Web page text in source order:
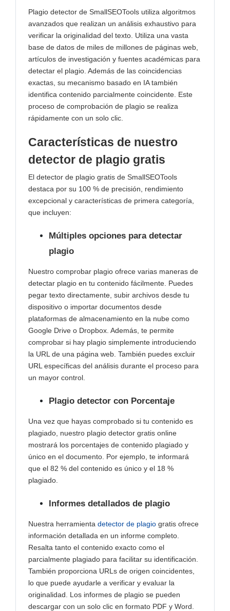
Plagio detector de SmallSEOTools utiliza algoritmos
avanzados que realizan un análisis exhaustivo para
verificar la originalidad del texto. Utiliza una vasta
base de datos de miles de millones de páginas web,
artículos de investigación y fuentes académicas para
detectar el plagio. Además de las coincidencias
exactas, su mecanismo basado en IA también
identifica contenido parcialmente coincidente. Este
proceso de comprobación de plagio se realiza
rápidamente con un solo clic.
Características de nuestro
detector de plagio gratis
El detector de plagio gratis de SmallSEOTools
destaca por su 100 % de precisión, rendimiento
excepcional y características de primera categoría,
que incluyen:
Múltiples opciones para detectar
plagio
Nuestro comprobar plagio ofrece varias maneras de
detectar plagio en tu contenido fácilmente. Puedes
pegar texto directamente, subir archivos desde tu
dispositivo o importar documentos desde
plataformas de almacenamiento en la nube como
Google Drive o Dropbox. Además, te permite
comprobar si hay plagio simplemente introduciendo
la URL de una página web. También puedes excluir
URL específicas del análisis durante el proceso para
un mayor control.
Plagio detector con Porcentaje
Una vez que hayas comprobado si tu contenido es
plagiado, nuestro plagio detector gratis online
mostrará los porcentajes de contenido plagiado y
único en el documento. Por ejemplo, te informará
que el 82 % del contenido es único y el 18 %
plagiado.
Informes detallados de plagio
Nuestra herramienta detector de plagio gratis ofrece
información detallada en un informe completo.
Resalta tanto el contenido exacto como el
parcialmente plagiado para facilitar su identificación.
También proporciona URLs de origen coincidentes,
lo que puede ayudarle a verificar y evaluar la
originalidad. Los informes de plagio se pueden
descargar con un solo clic en formato PDF y Word.